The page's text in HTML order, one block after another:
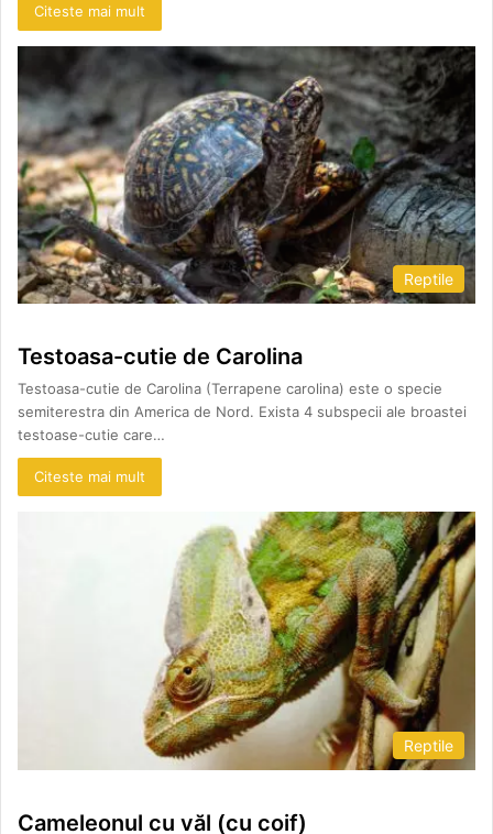
Citeste mai mult
Reptile
Testoasa-cutie de Carolina
Testoasa-cutie de Carolina (Terrapene carolina) este o specie
semiterestra din America de Nord. Exista 4 subspecii ale broastei
testoase-cutie care…
Citeste mai mult
Reptile
Cameleonul cu văl (cu coif)